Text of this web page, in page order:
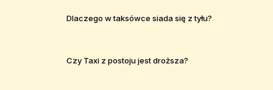
Dlaczego w taksówce siada się z tyłu?
Czy Taxi z postoju jest droższa?